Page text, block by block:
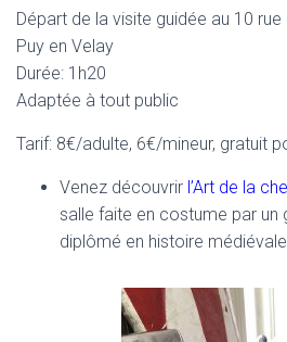
Départ de la visite guidée au 10
Puy en Velay
Durée: 1h20
Adaptée à tout public
Tarif: 8€/adulte, 6€/mineur, gratuit
Venez découvrir l’Art de la
salle faite en costume par un
diplômé en histoire